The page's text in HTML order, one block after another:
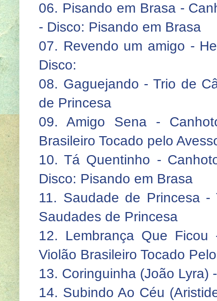
06. Pisando em Brasa -
- Disco: Pisando em Brasa
07. Revendo um amigo -
Disco:
08. Gaguejando - Trio de
de Princesa
09. Amigo Sena -
Brasileiro Tocado pelo
10. Tá Quentinho -
Disco: Pisando em Brasa
11. Saudade de Princesa
Saudades de Princesa
12. Lembrança Que
Violão Brasileiro Tocado
13. Coringuinha (João Lyra)
14. Subindo Ao Céu